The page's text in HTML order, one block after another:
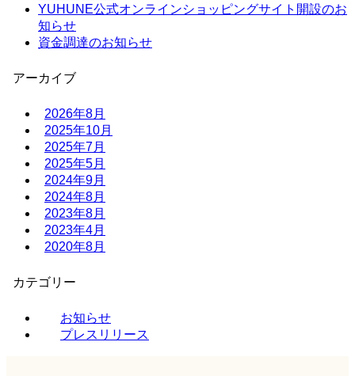
YUHUNE公式オンラインショッピングサイト開設のお
知らせ
資金調達のお知らせ
アーカイブ
2026年8月
2025年10月
2025年7月
2025年5月
2024年9月
2024年8月
2023年8月
2023年4月
2020年8月
カテゴリー
お知らせ
プレスリリース